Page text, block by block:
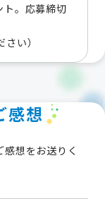
。応募締切
い）
感想
想をお送りく